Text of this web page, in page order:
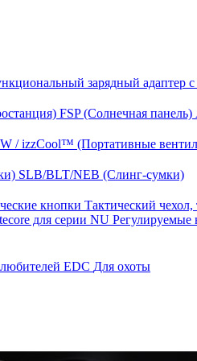
зарядный адаптер
FSP (Солнечная панель)
/ izzCool™ (Портативные
SLB/BLT/NEB (Слинг-сумки)
кнопки Тактический чехол,
для серии NU Регулируемые
EDC Для охоты